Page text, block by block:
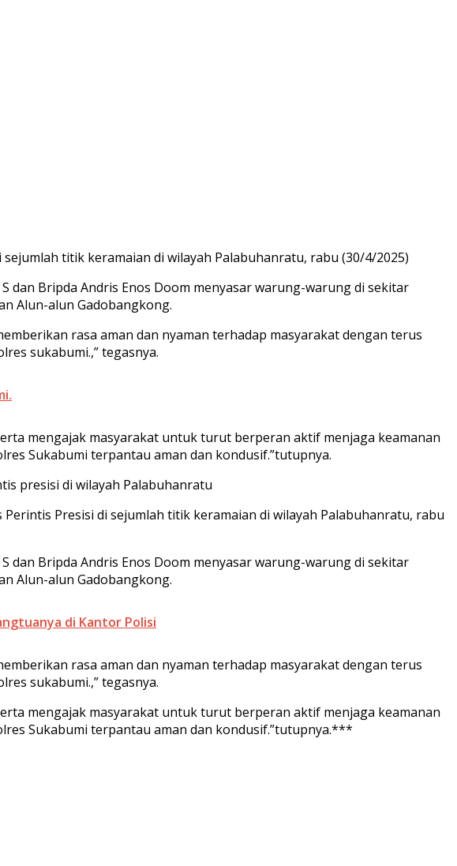
titik keramaian di wilayah Palabuhanratu, rabu (30/4/2025)
dan Bripda Andris Enos Doom menyasar warung-warung di sekitar
Alun-alun Gadobangkong.
rasa aman dan nyaman terhadap masyarakat dengan terus
sukabumi.,” tegasnya.
mengajak masyarakat untuk turut berperan aktif menjaga keamanan
Sukabumi terpantau aman dan kondusif.”tutupnya.
presisi di wilayah Palabuhanratu
Presisi di sejumlah titik keramaian di wilayah Palabuhanratu, rabu
dan Bripda Andris Enos Doom menyasar warung-warung di sekitar
Alun-alun Gadobangkong.
di Kantor Polisi
rasa aman dan nyaman terhadap masyarakat dengan terus
sukabumi.,” tegasnya.
mengajak masyarakat untuk turut berperan aktif menjaga keamanan
Sukabumi terpantau aman dan kondusif.”tutupnya.***